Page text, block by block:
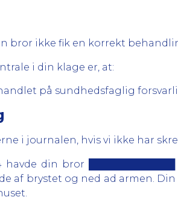
bror ikke fik en korrekt
i din klage er, at:
på sundhedsfaglig
i journalen, hvis vi ikke har
havde din bror
af brystet og ned ad armen.